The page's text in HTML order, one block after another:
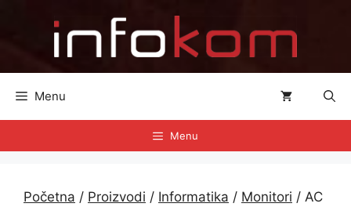
Menu
Menu
Početna / Proizvodi / Informatika / Monitori / AC